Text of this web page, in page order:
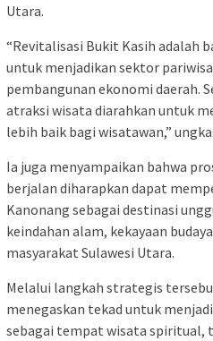
Utara.
“Revitalisasi Bukit Kasih adalah
untuk menjadikan sektor
pembangunan ekonomi daerah.
atraksi wisata diarahkan untuk
lebih baik bagi wisatawan,”
Ia juga menyampaikan bahwa
berjalan diharapkan dapat
Kanonang sebagai destinasi
keindahan alam, kekayaan
masyarakat Sulawesi Utara.
Melalui langkah strategis
menegaskan tekad untuk
sebagai tempat wisata spiritual,